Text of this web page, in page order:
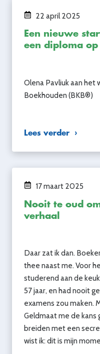
22 april 2025
Een nieuwe
een diploma op
Olena Pavliuk aan het
Boekhouden (BKB®)
Lees verder
17 maart 2025
Nooit te oud
verhaal
Daar zat ik dan.
thee naast me. Voor
studerend aan de
57 jaar, en had nooit
examens zou maken.
Geldmaat me de kans
breiden met een
wist ik: dit is mijn